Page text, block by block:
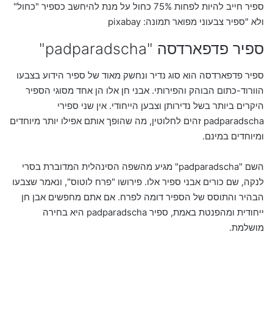
ספיר חייב להיות לפחות 75% כחול על מנת להיחשב כספיר "כחול"
ולא "ספיר צבעוני מפואר תמונה: pixabay
ספיר פדפארדסה "padparadscha"
ספיר פדפארדסה הוא סוג נדיר ונחשק מאוד של ספיר הידוע בצבעו
הוורוד-כתום הבוהק והפירותי. אבני חן אלו הן אחד מסוגי הספיר
היקרים ביותר בשל נדירותן וצבען הייחודי. אין שני ספירי
padparadscha זהים לחלוטין, מה שהופך אותם אפילו יותר מיוחדים
ומיוחדים במינם.
השם "padparadscha" מגיע מהשפה הסינהלית המדוברת בסרי
לנקה, שם כורים אבני ספיר אלו. פירושו "פרח לוטוס", ונאמר שצבעו
הבהיר והתוסס של הספיר דומה לפרח. אם אתם מחפשים אבן חן
ייחודית ומהפנטת באמת, ספיר padparadscha היא בחירה
מושלמת.